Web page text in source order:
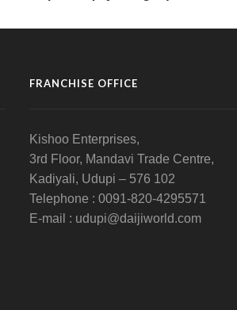
FRANCHISE OFFICE
Kishoo Enterprises,
3rd Floor, Mandavi Trade Centre,
Kadiyali, Udupi – 576 102
Telephone : 0091-820-4295571
E-mail : udupi@daijiworld.com